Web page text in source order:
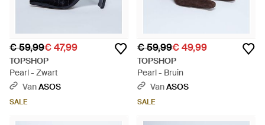
€ 59,99€ 47,99
TOPSHOP
Pearl - Zwart
VanASOS
SALE
€ 59,99€ 49,99
TOPSHOP
Pearl - Bruin
VanASOS
SALE